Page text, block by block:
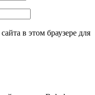
в этом браузере для